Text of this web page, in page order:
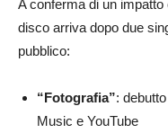
A conferma di un impatto
disco arriva dopo due
pubblico:
“Fotografia”:
Music e YouTube